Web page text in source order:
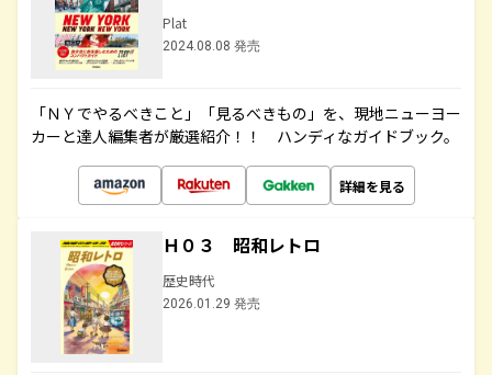
Plat
2024.08.08 発売
「ＮＹでやるべきこと」「見るべきもの」を、現地ニューヨー
カーと達人編集者が厳選紹介！！ ハンディなガイドブック。
詳細を見る
Ｈ０３ 昭和レトロ
歴史時代
2026.01.29 発売